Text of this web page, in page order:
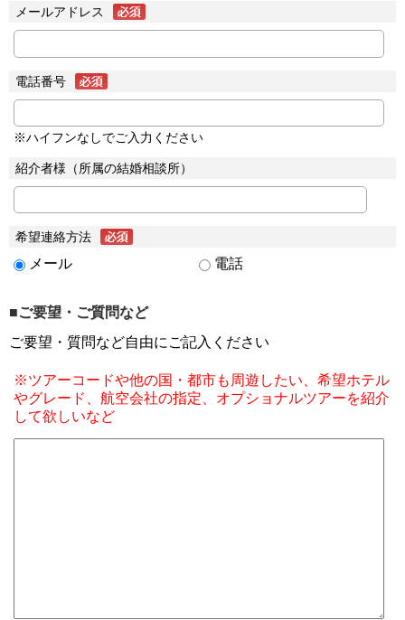
メールアドレス
電話番号
※ハイフンなしでご入力ください
紹介者様（所属の結婚相談所）
希望連絡方法
メール 電話
■ご要望・ご質問など
ご要望・質問など自由にご記入ください
※ツアーコードや他の国・都市も周遊したい、希望ホテル
やグレード、航空会社の指定、オプショナルツアーを紹介
して欲しいなど